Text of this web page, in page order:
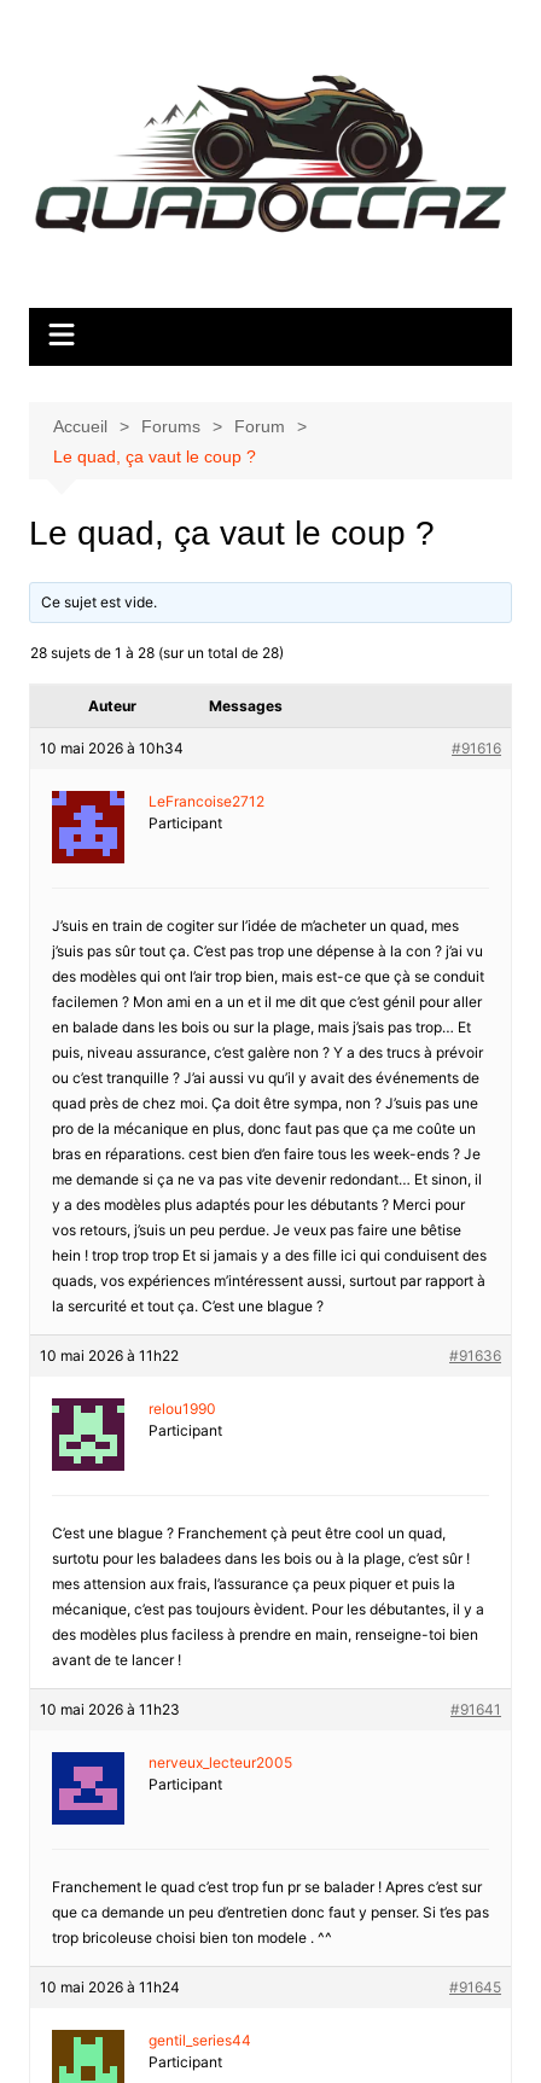
Accueil Forums
Forum
Le quad, ça vaut le coup ?
Le quad, ça vaut le coup ?
Ce sujet est vide.
28 sujets de 1 à 28 (sur un total de 28)
Auteur Messages
10 mai 2026 à 10h34 #91616
LeFrancoise2712
Participant
J’suis en train de cogiter sur l’idée de m’acheter un quad, mes
j’suis pas sûr tout ça. C’est pas trop une dépense à la con ? j’ai vu
des modèles qui ont l’air trop bien, mais est-ce que çà se conduit
facilemen ? Mon ami en a un et il me dit que c’est génil pour aller
en balade dans les bois ou sur la plage, mais j’sais pas trop… Et
puis, niveau assurance, c’est galère non ? Y a des trucs à prévoir
ou c’est tranquille ? J’ai aussi vu qu’il y avait des événements de
quad près de chez moi. Ça doit être sympa, non ? J’suis pas une
pro de la mécanique en plus, donc faut pas que ça me coûte un
bras en réparations. cest bien d’en faire tous les week-ends ? Je
me demande si ça ne va pas vite devenir redondant… Et sinon, il
y a des modèles plus adaptés pour les débutants ? Merci pour
vos retours, j’suis un peu perdue. Je veux pas faire une bêtise
hein ! trop trop trop Et si jamais y a des fille ici qui conduisent des
quads, vos expériences m’intéressent aussi, surtout par rapport à
la sercurité et tout ça. C’est une blague ?
10 mai 2026 à 11h22 #91636
relou1990
Participant
C’est une blague ? Franchement çà peut être cool un quad,
surtotu pour les baladees dans les bois ou à la plage, c’est sûr !
mes attension aux frais, l’assurance ça peux piquer et puis la
mécanique, c’est pas toujours èvident. Pour les débutantes, il y a
des modèles plus faciless à prendre en main, renseigne-toi bien
avant de te lancer !
10 mai 2026 à 11h23 #91641
nerveux_lecteur2005
Participant
Franchement le quad c’est trop fun pr se balader ! Apres c’est sur
que ca demande un peu d’entretien donc faut y penser. Si t’es pas
trop bricoleuse choisi bien ton modele . ^^
10 mai 2026 à 11h24 #91645
gentil_series44
Participant